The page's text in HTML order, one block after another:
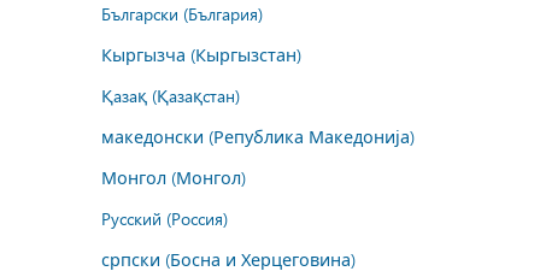
Български (България)
Кыргызча (Кыргызстан)
Қазақ (Қазақстан)
македонски (Република Македонија)
Монгол (Монгол)
Русский (Россия)
српски (Босна и Херцеговина)